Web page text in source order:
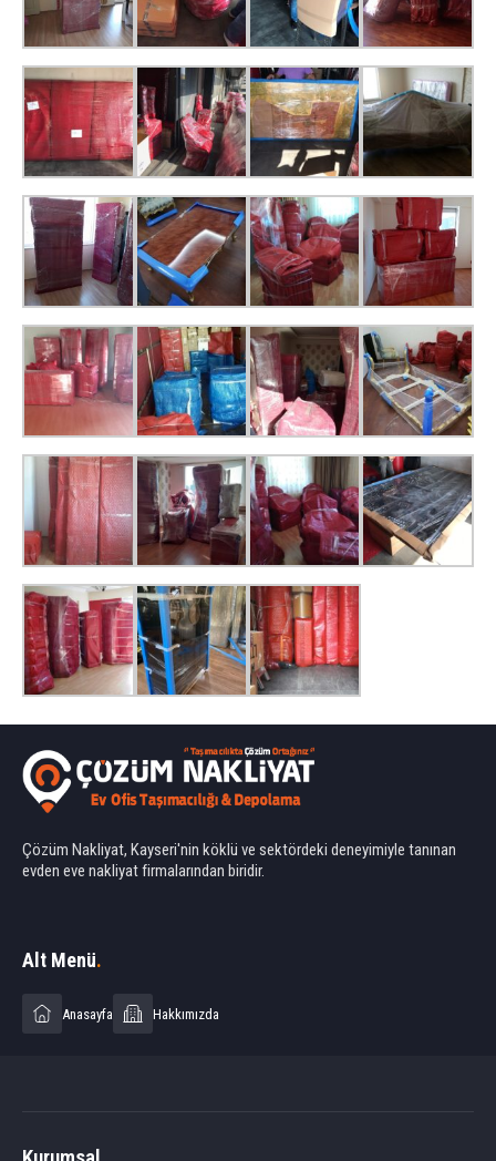
Çözüm Nakliyat, Kayseri'nin köklü ve sektördeki deneyimiyle tanınan
evden eve nakliyat firmalarından biridir.
Alt Menü.
Anasayfa Hakkımızda